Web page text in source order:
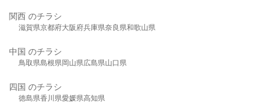
関西 のチラシ
滋賀県京都府大阪府兵庫県奈良県和歌山県
中国 のチラシ
鳥取県島根県岡山県広島県山口県
四国 のチラシ
徳島県香川県愛媛県高知県